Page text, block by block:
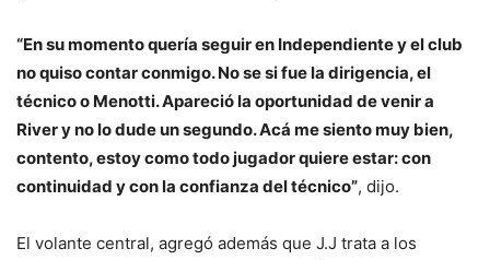
“En su momento quería seguir en Independiente y el club
no quiso contar conmigo. No se si fue la dirigencia, el
técnico o Menotti. Apareció la oportunidad de venir a
River y no lo dude un segundo. Acá me siento muy bien,
contento, estoy como todo jugador quiere estar: con
continuidad y con la confianza del técnico”, dijo.
El volante central, agregó además que J.J trata a los